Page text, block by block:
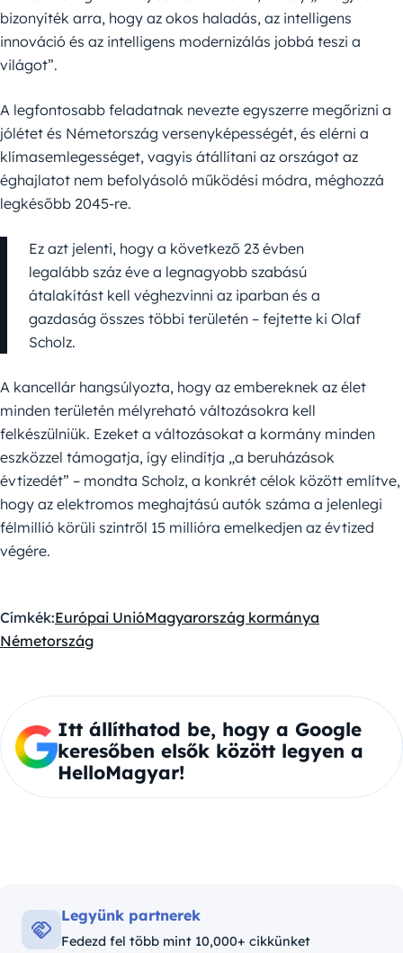
bizonyíték arra, hogy az okos haladás, az intelligens
innováció és az intelligens modernizálás jobbá teszi a
világot”.
A legfontosabb feladatnak nevezte egyszerre megőrizni a
jólétet és Németország versenyképességét, és elérni a
klímasemlegességet, vagyis átállítani az országot az
éghajlatot nem befolyásoló működési módra, méghozzá
legkésőbb 2045-re.
Ez azt jelenti, hogy a következő 23 évben
legalább száz éve a legnagyobb szabású
átalakítást kell véghezvinni az iparban és a
gazdaság összes többi területén – fejtette ki Olaf
Scholz.
A kancellár hangsúlyozta, hogy az embereknek az élet
minden területén mélyreható változásokra kell
felkészülniük. Ezeket a változásokat a kormány minden
eszközzel támogatja, így elindítja „a beruházások
évtizedét” – mondta Scholz, a konkrét célok között említve,
hogy az elektromos meghajtású autók száma a jelenlegi
félmillió körüli szintről 15 millióra emelkedjen az évtized
végére.
Címkék:Európai UnióMagyarország kormánya
Németország
Itt állíthatod be, hogy a Google
keresőben elsők között legyen a
HelloMagyar!
Legyünk partnerek
Fedezd fel több mint 10,000+ cikkünket